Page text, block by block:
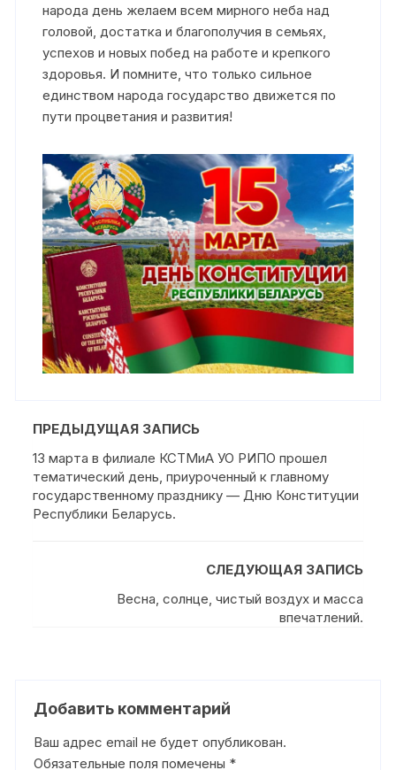
народа день желаем всем мирного неба над
головой, достатка и благополучия в семьях,
успехов и новых побед на работе и крепкого
здоровья. И помните, что только сильное
единством народа государство движется по
пути процветания и развития!
ПРЕДЫДУЩАЯ ЗАПИСЬ
13 марта в филиале КСТМиА УО РИПО прошел
тематический день, приуроченный к главному
государственному празднику — Дню Конституции
Республики Беларусь.
СЛЕДУЮЩАЯ ЗАПИСЬ
Весна, солнце, чистый воздух и масса
впечатлений.
Добавить комментарий
Ваш адрес email не будет опубликован.
Обязательные поля помечены *